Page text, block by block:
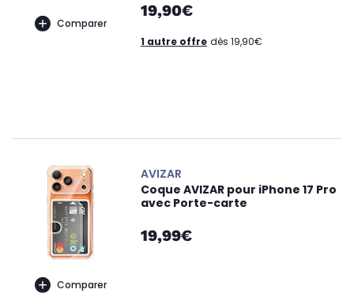
Comparer
19,90€
1 autre offre dès 19,90€
Comparer
AVIZAR
Coque AVIZAR pour iPhone 17 Pro
avec Porte-carte
19,99€